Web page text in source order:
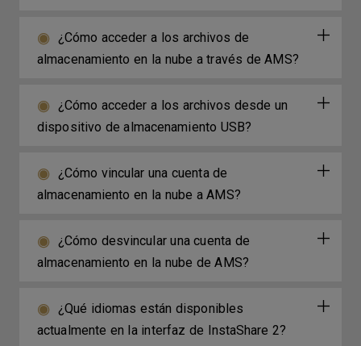
¿Cómo acceder a los archivos de
almacenamiento en la nube a través de AMS?
¿Cómo acceder a los archivos desde un
dispositivo de almacenamiento USB?
¿Cómo vincular una cuenta de
almacenamiento en la nube a AMS?
¿Cómo desvincular una cuenta de
almacenamiento en la nube de AMS?
¿Qué idiomas están disponibles
actualmente en la interfaz de InstaShare 2?